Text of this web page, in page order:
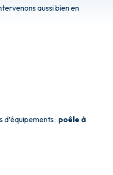
aussi bien en
: poêle à